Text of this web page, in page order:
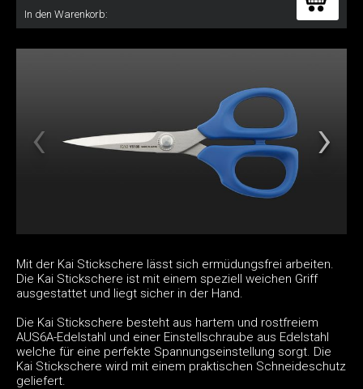
In den Warenkorb:
Mit der Kai Stickschere lässt sich ermüdungsfrei arbeiten.
Die Kai Stickschere ist mit einem speziell weichen Griff
ausgestattet und liegt sicher in der Hand.
Die Kai Stickschere besteht aus hartem und rostfreiem
AUS6A-Edelstahl und einer Einstellschraube aus Edelstahl
welche für eine perfekte Spannungseinstellung sorgt. Die
Kai Stickschere wird mit einem praktischen Schneideschutz
geliefert.